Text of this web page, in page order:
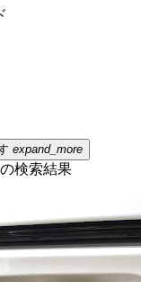
expand_more
検索結果